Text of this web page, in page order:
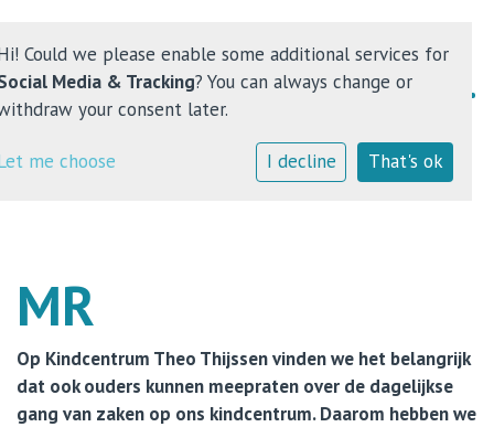
Home
Opvang
Contact
MR
Op Kindcentrum Theo Thijssen vinden we het belangrijk
dat ook ouders kunnen meepraten over de dagelijkse
gang van zaken op ons kindcentrum. Daarom hebben we
Could we please enable some additional services for
Media & Tracking? You can always change or
your consent later.
me choose I decline That's ok